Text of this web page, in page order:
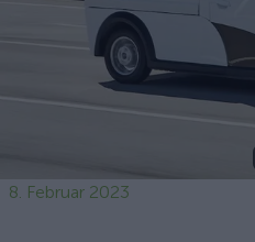
8. Februar 2023